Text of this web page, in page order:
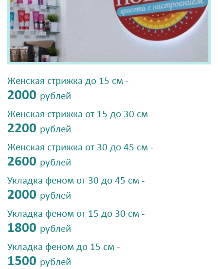
Женская стрижка до 15 см -
2000 рублей
Женская стрижка от 15 до 30 см -
2200 рублей
Женская стрижка от 30 до 45 см -
2600 рублей
Укладка феном от 30 до 45 см -
2000 рублей
Укладка феном от 15 до 30 см -
1800 рублей
Укладка феном до 15 см -
1500 рублей